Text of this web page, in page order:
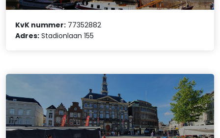
KvK nummer: 77352882
Adres: Stadionlaan 155